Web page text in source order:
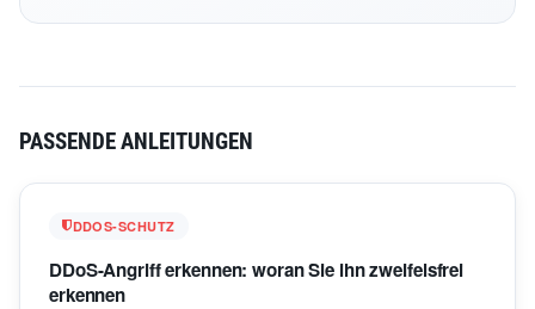
PASSENDE ANLEITUNGEN
DDOS-SCHUTZ
DDoS-Angriff erkennen: woran Sie ihn zweifelsfrei
erkennen